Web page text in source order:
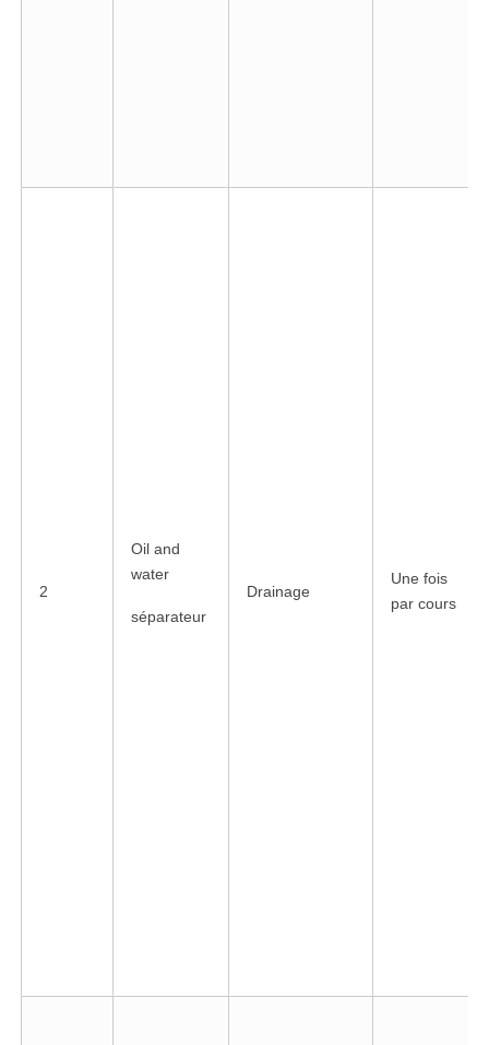
2
Oil and
water
séparateur
Drainage
Une fois
par cours